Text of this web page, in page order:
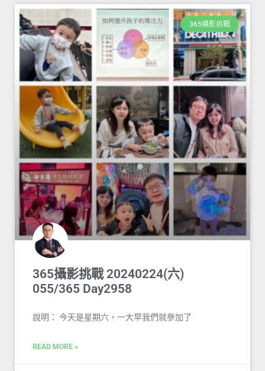
365攝影挑戰
365攝影挑戰 20240224(六)
055/365 Day2958
說明： 今天是星期六，一大早我們就參加了
READ MORE »